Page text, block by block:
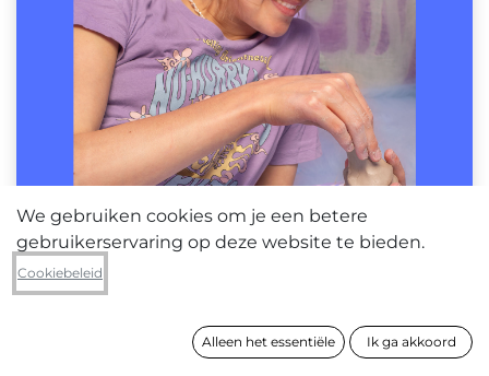
We gebruiken cookies om je een betere
gebruikerservaring op deze website te bieden.
Cookiebeleid
Alleen het essentiële Ik ga akkoord